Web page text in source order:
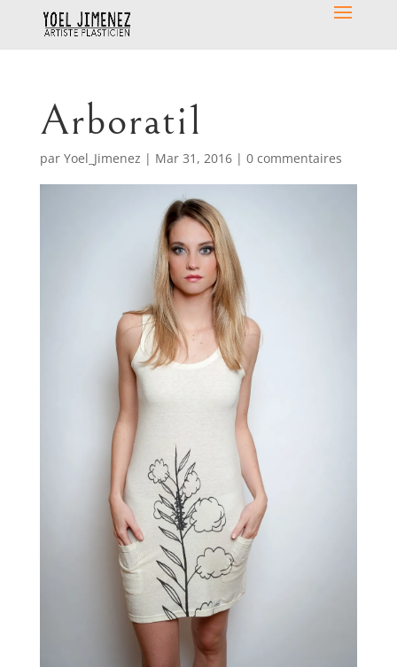
Arborati1
par Yoel_Jimenez | Mar 31, 2016| 0 commentaires